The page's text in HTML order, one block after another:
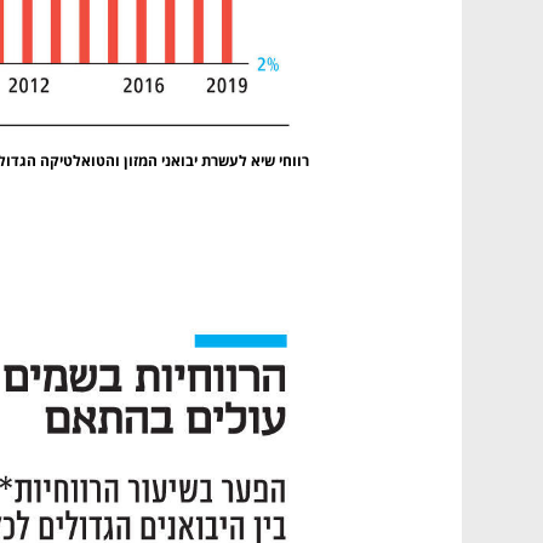
רווחי שיא לעשרת יבואני המזון והטואלטיקה